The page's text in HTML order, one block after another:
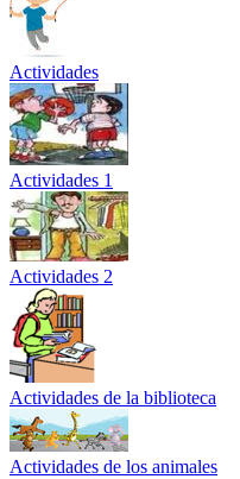
Actividades
Actividades 1
Actividades 2
Actividades de la biblioteca
Actividades de los animales